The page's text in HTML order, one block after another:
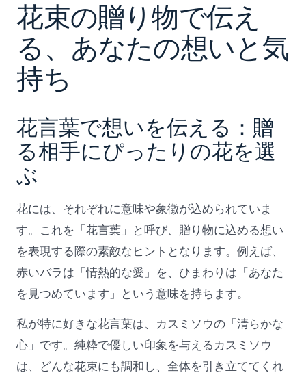
花束の贈り物で伝え
る、あなたの想いと気
持ち
花言葉で想いを伝える：贈
る相手にぴったりの花を選
ぶ
花には、それぞれに意味や象徴が込められていま
す。これを「花言葉」と呼び、贈り物に込める想い
を表現する際の素敵なヒントとなります。例えば、
赤いバラは「情熱的な愛」を、ひまわりは「あなた
を見つめています」という意味を持ちます。
私が特に好きな花言葉は、カスミソウの「清らかな
心」です。純粋で優しい印象を与えるカスミソウ
は、どんな花束にも調和し、全体を引き立ててくれ